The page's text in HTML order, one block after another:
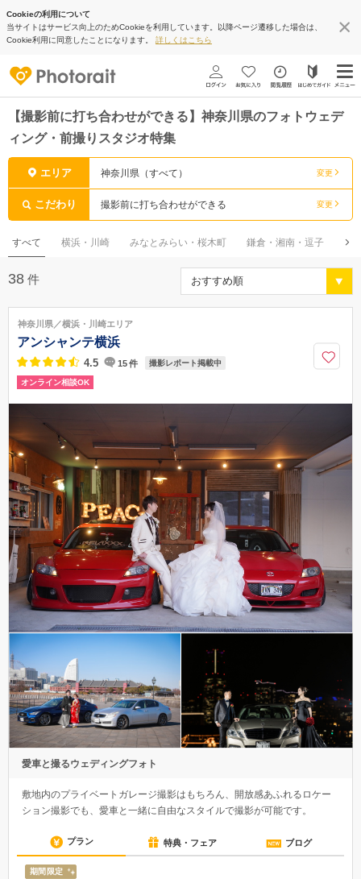
Cookieの利用について
当サイトはサービス向上のためCookieを利用しています。以降ページ遷移した場合は、
Cookie利用に同意したことになります。 詳しくはこちら
【撮影前に打ち合わせができる】神奈川県のフォトウェデ
ィング・前撮りスタジオ特集
エリア 神奈川県（すべて） 変更
こだわり 撮影前に打ち合わせができる 変更
すべて 横浜・川崎 みなとみらい・桜木町 鎌倉・湘南・逗子 箱
38 件
神奈川県／横浜・川崎エリア
アンシャンテ横浜
4.5 15件 撮影レポート掲載中
オンライン相談OK
愛車と撮るウェディングフォト
敷地内のプライベートガレージ撮影はもちろん、開放感あふれるロケー
ション撮影でも、愛車と一緒に自由なスタイルで撮影が可能です。
プラン 特典・フェア ブログ
期間限定